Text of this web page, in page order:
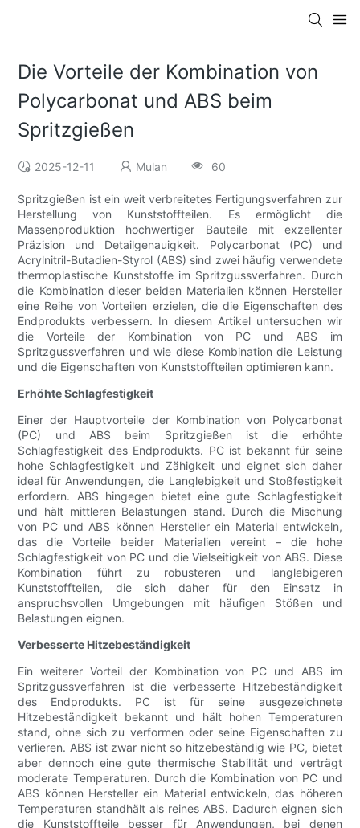
Die Vorteile der Kombination von
Polycarbonat und ABS beim
Spritzgießen
2025-12-11 Mulan 60
Spritzgießen ist ein weit verbreitetes Fertigungsverfahren zur
Herstellung von Kunststoffteilen. Es ermöglicht die
Massenproduktion hochwertiger Bauteile mit exzellenter
Präzision und Detailgenauigkeit. Polycarbonat (PC) und
Acrylnitril-Butadien-Styrol (ABS) sind zwei häufig verwendete
thermoplastische Kunststoffe im Spritzgussverfahren. Durch
die Kombination dieser beiden Materialien können Hersteller
eine Reihe von Vorteilen erzielen, die die Eigenschaften des
Endprodukts verbessern. In diesem Artikel untersuchen wir
die Vorteile der Kombination von PC und ABS im
Spritzgussverfahren und wie diese Kombination die Leistung
und die Eigenschaften von Kunststoffteilen optimieren kann.
Erhöhte Schlagfestigkeit
Einer der Hauptvorteile der Kombination von Polycarbonat
(PC) und ABS beim Spritzgießen ist die erhöhte
Schlagfestigkeit des Endprodukts. PC ist bekannt für seine
hohe Schlagfestigkeit und Zähigkeit und eignet sich daher
ideal für Anwendungen, die Langlebigkeit und Stoßfestigkeit
erfordern. ABS hingegen bietet eine gute Schlagfestigkeit
und hält mittleren Belastungen stand. Durch die Mischung
von PC und ABS können Hersteller ein Material entwickeln,
das die Vorteile beider Materialien vereint – die hohe
Schlagfestigkeit von PC und die Vielseitigkeit von ABS. Diese
Kombination führt zu robusteren und langlebigeren
Kunststoffteilen, die sich daher für den Einsatz in
anspruchsvollen Umgebungen mit häufigen Stößen und
Belastungen eignen.
Verbesserte Hitzebeständigkeit
Ein weiterer Vorteil der Kombination von PC und ABS im
Spritzgussverfahren ist die verbesserte Hitzebeständigkeit
des Endprodukts. PC ist für seine ausgezeichnete
Hitzebeständigkeit bekannt und hält hohen Temperaturen
stand, ohne sich zu verformen oder seine Eigenschaften zu
verlieren. ABS ist zwar nicht so hitzebeständig wie PC, bietet
aber dennoch eine gute thermische Stabilität und verträgt
moderate Temperaturen. Durch die Kombination von PC und
ABS können Hersteller ein Material entwickeln, das höheren
Temperaturen standhält als reines ABS. Dadurch eignen sich
die Kunststoffteile besser für Anwendungen, bei denen